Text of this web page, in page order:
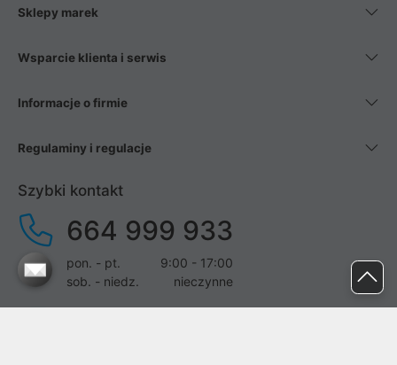
Sklepy marek
Wsparcie klienta i serwis
Informacje o firmie
Regulaminy i regulacje
Szybki kontakt
664 999 933
pon. - pt.
9:00 - 17:00
sob. - niedz.
nieczynne